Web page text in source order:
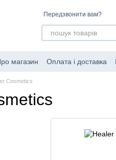
Передзвонити вам?
магазин Оплата і доставка
Cosmetics